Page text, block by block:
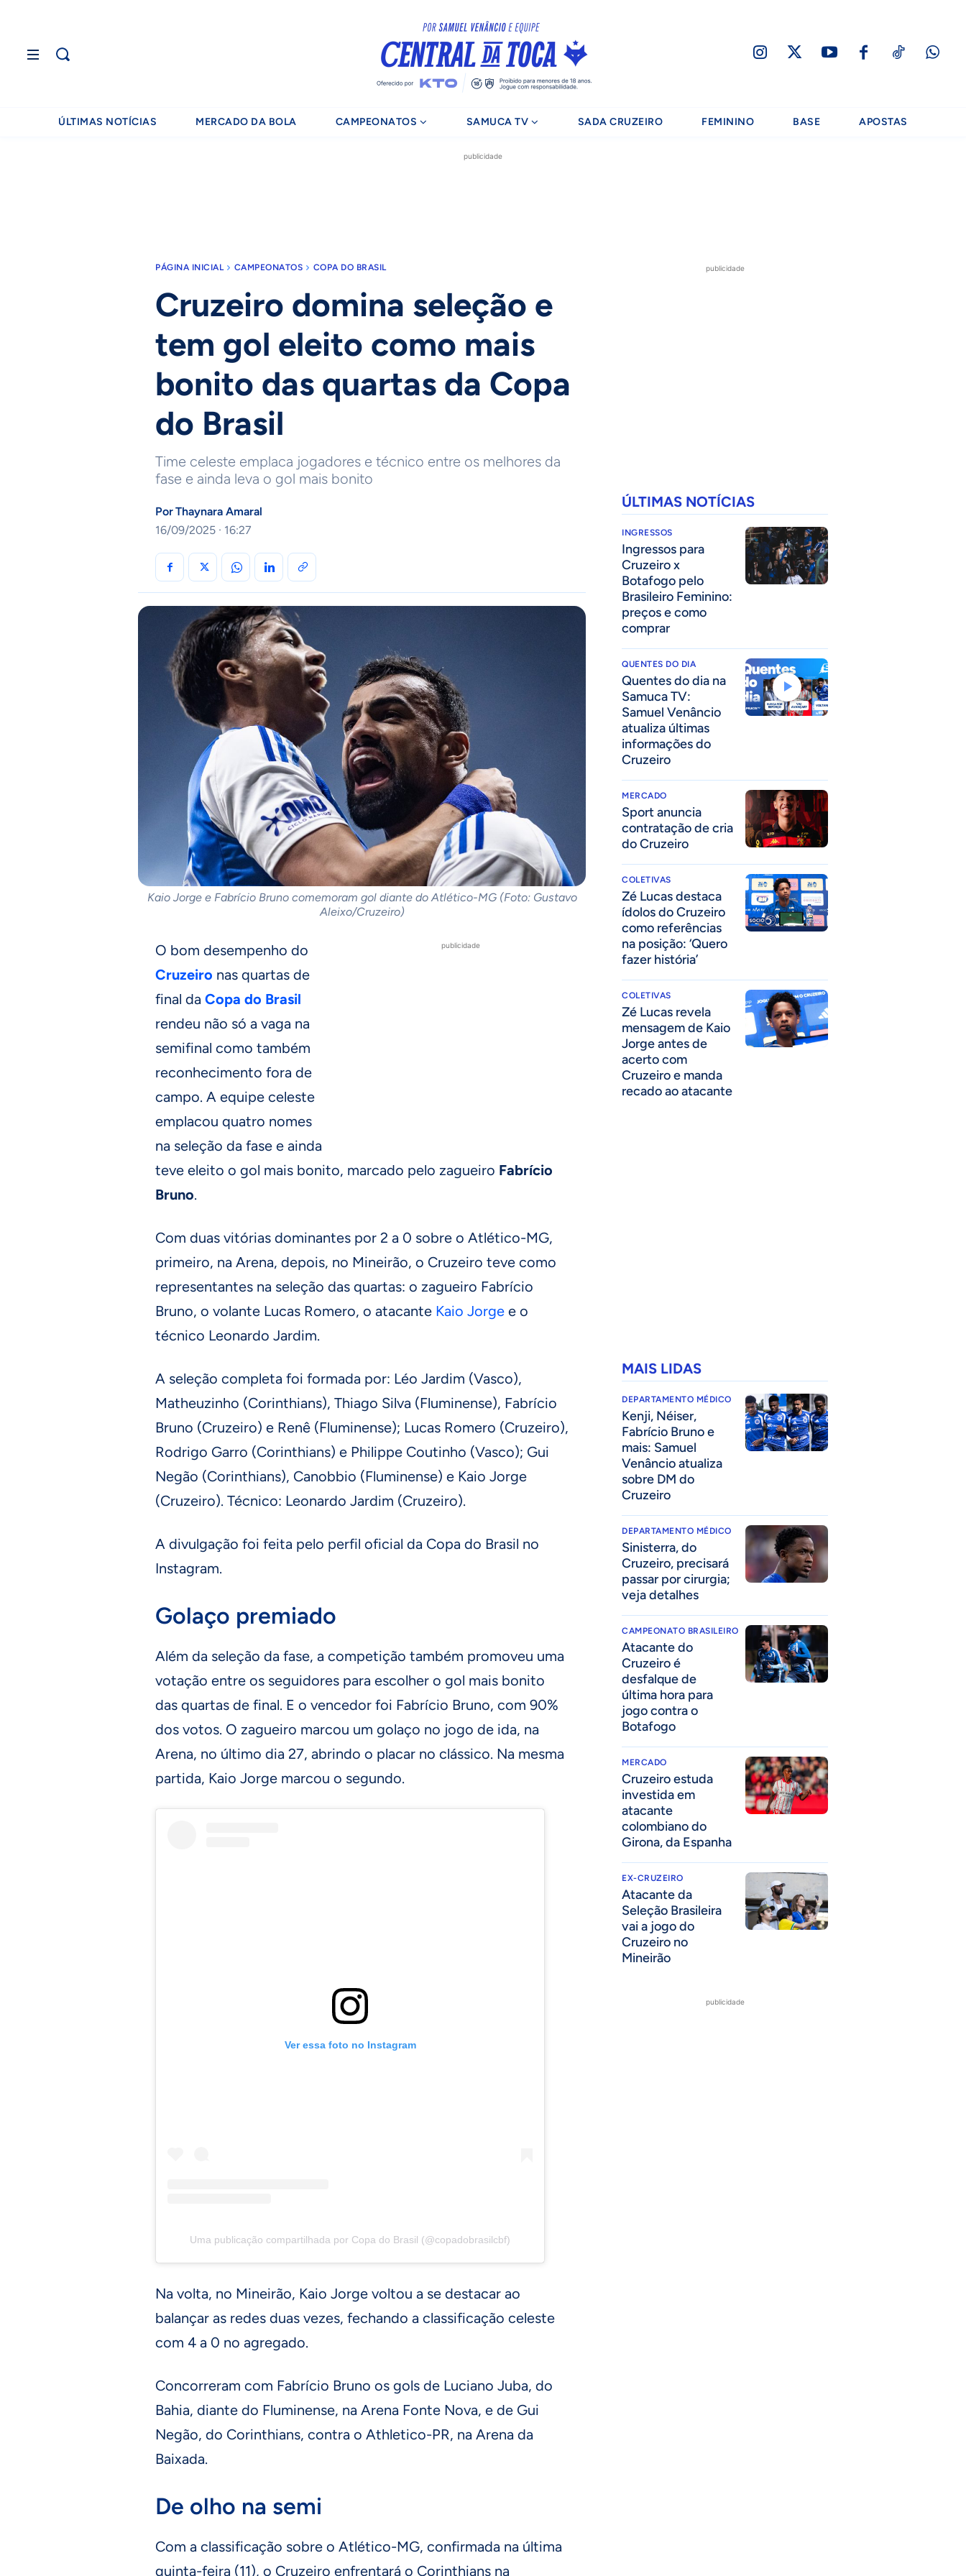
ÚLTIMAS NOTÍCIAS MERCADO DA BOLA CAMPEONATOS SAMUCA TV SADA CRUZEIRO FEMININO BASE APOSTAS
publicidade
PÁGINA INICIAL CAMPEONATOS COPA DO BRASIL
Cruzeiro domina seleção e
tem gol eleito como mais
bonito das quartas da Copa
do Brasil
Time celeste emplaca jogadores e técnico entre os melhores da
fase e ainda leva o gol mais bonito
PorThaynara Amaral
16/09/2025 · 16:27
Kaio Jorge e Fabrício Bruno comemoram gol diante do Atlético-MG (Foto: Gustavo
Aleixo/Cruzeiro)
publicidade
O bom desempenho do
Cruzeiro nas quartas de
final da Copa do Brasil
rendeu não só a vaga na
semifinal como também
reconhecimento fora de
campo. A equipe celeste
emplacou quatro nomes
na seleção da fase e ainda
teve eleito o gol mais bonito, marcado pelo zagueiro Fabrício
Bruno.
Com duas vitórias dominantes por 2 a 0 sobre o Atlético-MG,
primeiro, na Arena, depois, no Mineirão, o Cruzeiro teve como
representantes na seleção das quartas: o zagueiro Fabrício
Bruno, o volante Lucas Romero, o atacante Kaio Jorge e o
técnico Leonardo Jardim.
A seleção completa foi formada por: Léo Jardim (Vasco),
Matheuzinho (Corinthians), Thiago Silva (Fluminense), Fabrício
Bruno (Cruzeiro) e Renê (Fluminense); Lucas Romero (Cruzeiro),
Rodrigo Garro (Corinthians) e Philippe Coutinho (Vasco); Gui
Negão (Corinthians), Canobbio (Fluminense) e Kaio Jorge
(Cruzeiro). Técnico: Leonardo Jardim (Cruzeiro).
A divulgação foi feita pelo perfil oficial da Copa do Brasil no
Instagram.
Golaço premiado
Além da seleção da fase, a competição também promoveu uma
votação entre os seguidores para escolher o gol mais bonito
das quartas de final. E o vencedor foi Fabrício Bruno, com 90%
dos votos. O zagueiro marcou um golaço no jogo de ida, na
Arena, no último dia 27, abrindo o placar no clássico. Na mesma
partida, Kaio Jorge marcou o segundo.
Ver essa foto no Instagram
Uma publicação compartilhada por Copa do Brasil (@copadobrasilcbf)
Na volta, no Mineirão, Kaio Jorge voltou a se destacar ao
balançar as redes duas vezes, fechando a classificação celeste
com 4 a 0 no agregado.
Concorreram com Fabrício Bruno os gols de Luciano Juba, do
Bahia, diante do Fluminense, na Arena Fonte Nova, e de Gui
Negão, do Corinthians, contra o Athletico-PR, na Arena da
Baixada.
De olho na semi
Com a classificação sobre o Atlético-MG, confirmada na última
quinta-feira (11), o Cruzeiro enfrentará o Corinthians na
publicidade
ÚLTIMAS NOTÍCIAS
INGRESSOS
Ingressos para
Cruzeiro x
Botafogo pelo
Brasileiro Feminino:
preços e como
comprar
QUENTES DO DIA
Quentes do dia na
Samuca TV:
Samuel Venâncio
atualiza últimas
informações do
Cruzeiro
MERCADO
Sport anuncia
contratação de cria
do Cruzeiro
COLETIVAS
Zé Lucas destaca
ídolos do Cruzeiro
como referências
na posição: ‘Quero
fazer história’
COLETIVAS
Zé Lucas revela
mensagem de Kaio
Jorge antes de
acerto com
Cruzeiro e manda
recado ao atacante
MAIS LIDAS
DEPARTAMENTO MÉDICO
Kenji, Néiser,
Fabrício Bruno e
mais: Samuel
Venâncio atualiza
sobre DM do
Cruzeiro
DEPARTAMENTO MÉDICO
Sinisterra, do
Cruzeiro, precisará
passar por cirurgia;
veja detalhes
CAMPEONATO BRASILEIRO
Atacante do
Cruzeiro é
desfalque de
última hora para
jogo contra o
Botafogo
MERCADO
Cruzeiro estuda
investida em
atacante
colombiano do
Girona, da Espanha
EX-CRUZEIRO
Atacante da
Seleção Brasileira
vai a jogo do
Cruzeiro no
Mineirão
publicidade